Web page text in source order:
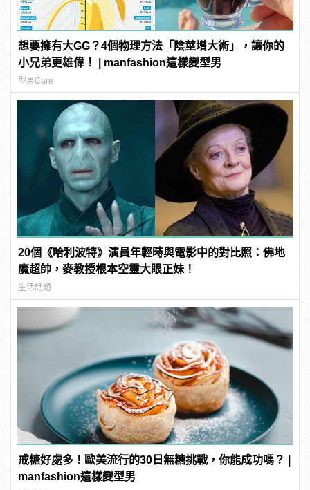
想要擁有大GG？4個物理方法「陰莖增大術」，讓你的
小兄弟更雄偉！ | manfashion這樣變型男
型男Care
20個《哈利波特》演員年輕時與電影中的對比照：佛地
魔超帥，麥教授根本空靈大眼正妹！
生活話題
戒糖好處多！歐美流行的30日無糖挑戰，你能成功嗎？ |
manfashion這樣變型男